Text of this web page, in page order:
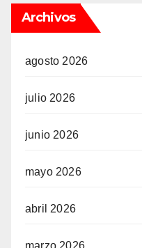
Archivos
agosto 2026
julio 2026
junio 2026
mayo 2026
abril 2026
marzo 2026